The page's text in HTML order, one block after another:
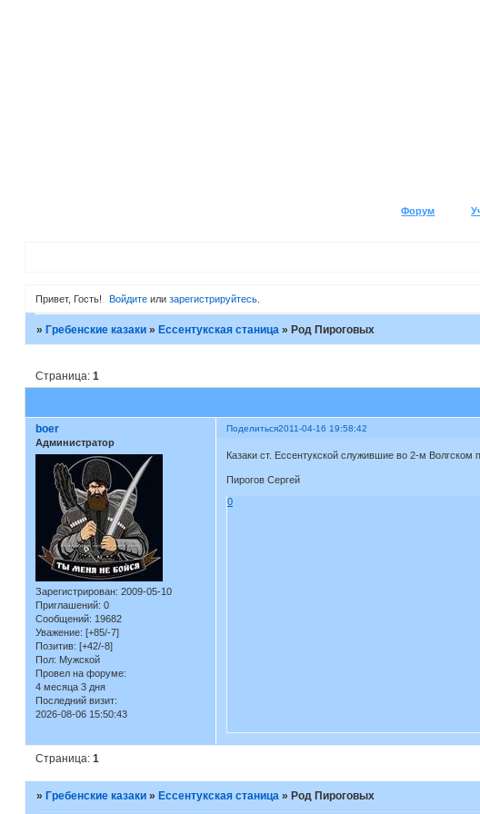
Форум
Привет, Гость! Войдите илизарегистрируйтесь
» Гребенские казаки » Ессентукская станица » Род Пироговых
Страница: 1
Поделиться2011-04-16 19:58:42
boer
Администратор
Зарегистрирован: 2009-05-10
Приглашений: 0
Сообщений: 19682
Уважение: [+85/-7]
Позитив: [+42/-8]
Пол: Мужской
Провел на форуме:
4 месяца 3 дня
Последний визит:
2026-08-06 15:50:43
Казаки ст. Ессентукской служившие во 2-м Волгском
Пирогов Сергей
0
Страница: 1
» Гребенские казаки » Ессентукская станица » Род Пироговых